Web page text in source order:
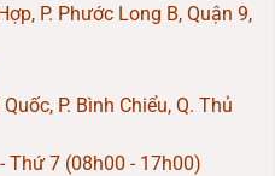
P. Phước Long B, Quận 9,
P. Bình Chiểu, Q. Thủ
Thứ 7 (08h00 - 17h00)